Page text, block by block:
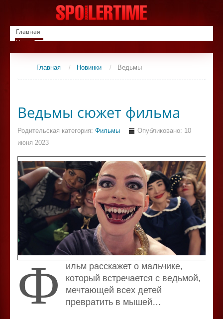
Главная
Новинки
Список фильмов
СериалыГлавная / Новинки / Ведьмы
Ведьмы сюжет фильма
Родительская категория: Фильмы
Опубликовано: 10
июня 2023
Ф
ильм расскажет о мальчике,
который встречается с ведьмой,
мечтающей всех детей
превратить в мышей…